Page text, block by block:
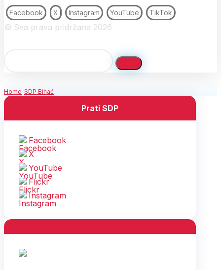
Facebook X Instagram YouTube TikTok
© Sva prava pridržana 2026
Home SDP Bihać
Prati SDP
Facebook
X
YouTube
Flickr
Instagram